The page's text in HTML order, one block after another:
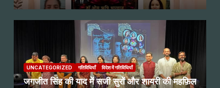
UNCATEGORIZED गतिविधियाँ विदेश में गतिविधियाँ
जगजीत सिंह की याद में सजी सुरों और शायरी की महफ़िल